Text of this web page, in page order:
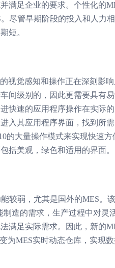
满足企业的要求。个性化的
尽管早期阶段的投入和人力
短。
视觉感知和操作正在深刻影
间级别的，因此更需要具有
快速的应用程序操作在实际
入其应用程序界面，找到所
的大量操作模式来实现快速
括美观，绿色和适用的界面。
较弱，尤其是国外的MES。
造的需求，生产过程中对灵
满足实际需求。因此，新的
为MES实时动态仓库，实现数